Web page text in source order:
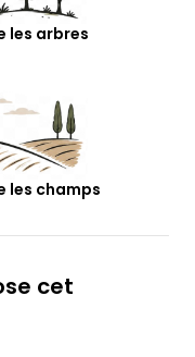
les arbres
les champs
cet